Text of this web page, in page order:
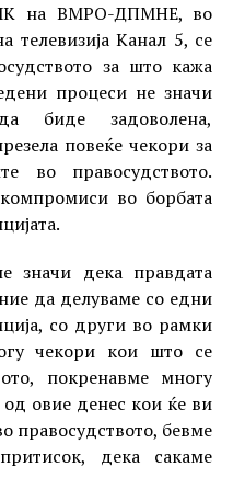
на ВМРО-ДПМНЕ, во
телевизија Канал 5, се
за што кажа
процеси не значи
биде задоволена,
повеќе чекори за
во правосудството.
во борбата
значи дека правдата
да делуваме со едни
со други во рамки
чекори кои што се
покренавме многу
овие денес кои ќе ви
правосудството, бевме
дека сакаме